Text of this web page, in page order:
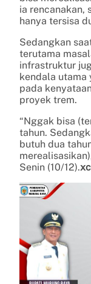
ia rencanakan,
hanya tersisa
Sedangkan
terutama
infrastruktur
kendala utama
pada
proyek trem.
“Nggak bisa
tahun.
butuh dua
Senin (10/12).